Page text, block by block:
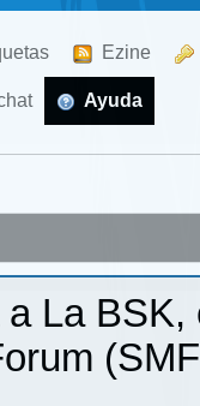
Ezine
Ayuda
La